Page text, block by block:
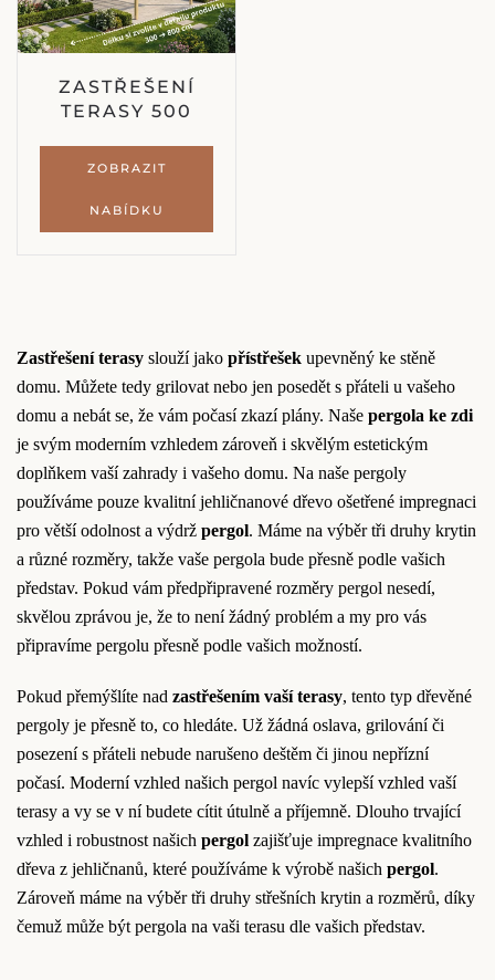
ZASTŘEŠENÍ
TERASY 500
ZOBRAZIT
NABÍDKU
Zastřešení terasy slouží jako přístřešek upevněný ke stěně
domu. Můžete tedy grilovat nebo jen posedět s přáteli u vašeho
domu a nebát se, že vám počasí zkazí plány. Naše pergola ke zdi
je svým moderním vzhledem zároveň i skvělým estetickým
doplňkem vaší zahrady i vašeho domu. Na naše pergoly
používáme pouze kvalitní jehličnanové dřevo ošetřené impregnaci
pro větší odolnost a výdrž pergol. Máme na výběr tři druhy krytin
a různé rozměry, takže vaše pergola bude přesně podle vašich
představ. Pokud vám předpřipravené rozměry pergol nesedí,
skvělou zprávou je, že to není žádný problém a my pro vás
připravíme pergolu přesně podle vašich možností.
Pokud přemýšlíte nad zastřešením vaší terasy, tento typ dřevěné
pergoly je přesně to, co hledáte. Už žádná oslava, grilování či
posezení s přáteli nebude narušeno deštěm či jinou nepřízní
počasí. Moderní vzhled našich pergol navíc vylepší vzhled vaší
terasy a vy se v ní budete cítit útulně a příjemně. Dlouho trvající
vzhled i robustnost našich pergol zajišťuje impregnace kvalitního
dřeva z jehličnanů, které používáme k výrobě našich pergol.
Zároveň máme na výběr tři druhy střešních krytin a rozměrů, díky
čemuž může být pergola na vaši terasu dle vašich představ.